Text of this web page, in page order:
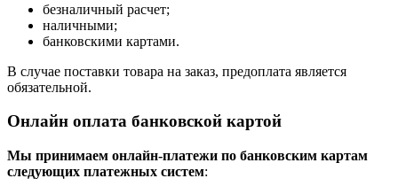
безналичный расчет;
наличными;
банковскими картами.
В случае поставки товара на заказ, предоплата является
обязательной.
Онлайн оплата банковской картой
Мы принимаем онлайн-платежи по банковским картам
cледующих платежных систем: